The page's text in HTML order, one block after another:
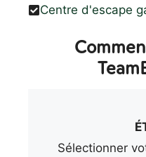
Centre d'escape
Sélectionner